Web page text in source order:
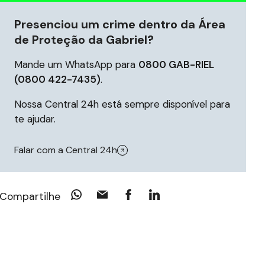
Presenciou um crime dentro da Área
de Proteção da Gabriel?
Mande um WhatsApp para 0800 GAB-RIEL
(0800 422-7435).
Nossa Central 24h está sempre disponível para
te ajudar.
Falar com a Central 24h
Compartilhe